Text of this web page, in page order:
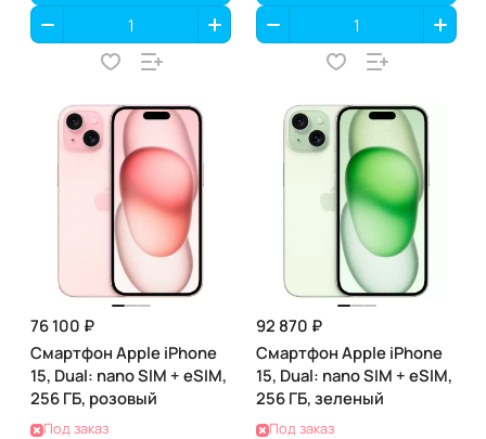
76 100 ₽
Смартфон Apple iPhone
15, Dual: nano SIM + eSIM,
256 ГБ, розовый
Под заказ
92 870 ₽
Смартфон Apple iPhone
15, Dual: nano SIM + eSIM,
256 ГБ, зеленый
Под заказ